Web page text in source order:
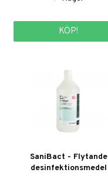
KÖP!
SaniBact - Flytande
desinfektionsmedel